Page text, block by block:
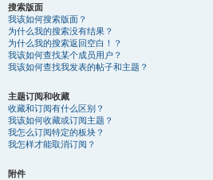
搜索版面
我该如何搜索版面？
为什么我的搜索没有结果？
为什么我的搜索返回空白！？
我该如何查找某个成员用户？
我该如何查找我发表的帖子和主题？
主题订阅和收藏
收藏和订阅有什么区别？
我该如何收藏或订阅主题？
我怎么订阅特定的板块？
我怎样才能取消订阅？
附件